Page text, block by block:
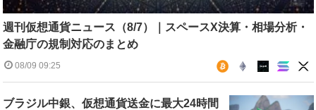
週刊仮想通貨ニュース（8/7）｜スペースX決算・相場分析・
金融庁の規制対応のまとめ
08/09 09:25
ブラジル中銀、仮想通貨送金に最大24時間